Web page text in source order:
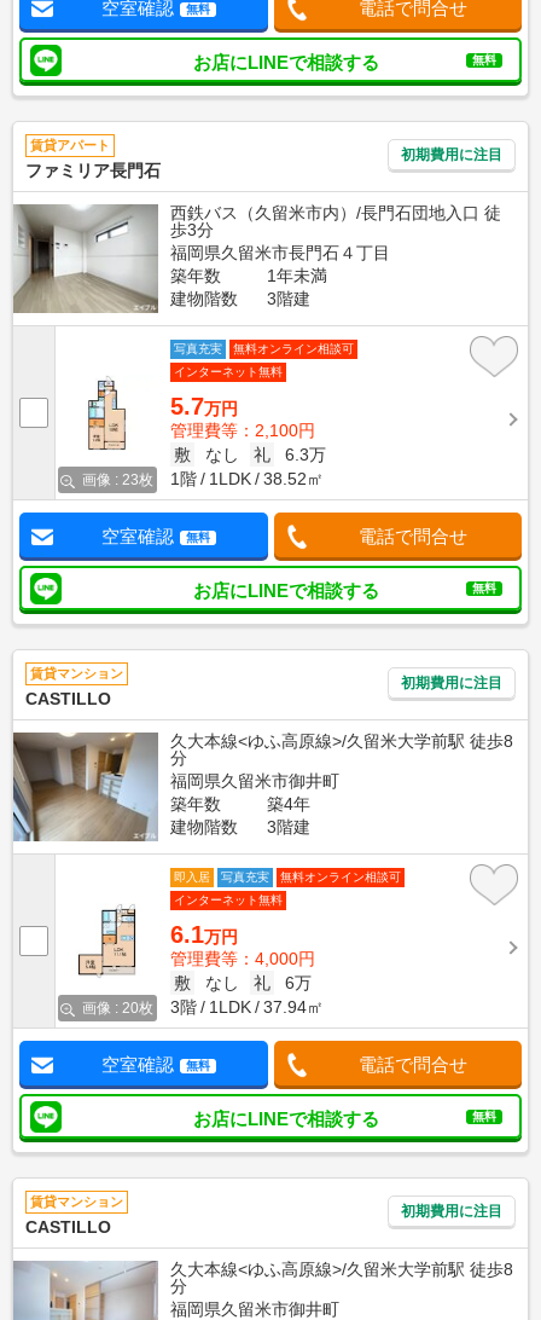
空室確認 無料 電話で問合せ
お店にLINEで相談する 無料
賃貸アパート
ファミリア長門石
初期費用に注目
西鉄バス（久留米市内）/長門石団地入口 徒
歩3分
福岡県久留米市長門石４丁目
築年数
1年未満
建物階数
3階建
画像 : 23枚
写真充実
無料オンライン相談可
インターネット無料
5.7万円
管理費等：2,100円
敷
なし 礼
6.3万
1階
1LDK 38.52㎡
空室確認 無料 電話で問合せ
お店にLINEで相談する 無料
賃貸マンション
CASTILLO
初期費用に注目
久大本線<ゆふ高原線>/久留米大学前駅 徒歩8
分
福岡県久留米市御井町
築年数
築4年
建物階数
3階建
画像 : 20枚
即入居 写真充実
無料オンライン相談可
インターネット無料
6.1万円
管理費等：4,000円
敷
なし 礼
6万
3階
1LDK 37.94㎡
空室確認 無料 電話で問合せ
お店にLINEで相談する 無料
賃貸マンション
CASTILLO
初期費用に注目
久大本線<ゆふ高原線>/久留米大学前駅 徒歩8
分
福岡県久留米市御井町